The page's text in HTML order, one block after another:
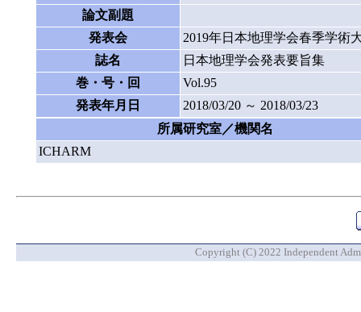
論文副題
発表会
2019年日本地理学会春季学術
誌名
日本地理学会発表要旨集
巻・号・回
Vol.95
発表年月日
2018/03/20 ～ 2018/03/23
所属研究室／機関名
ICHARM
Copyright (C) 2022 Independent